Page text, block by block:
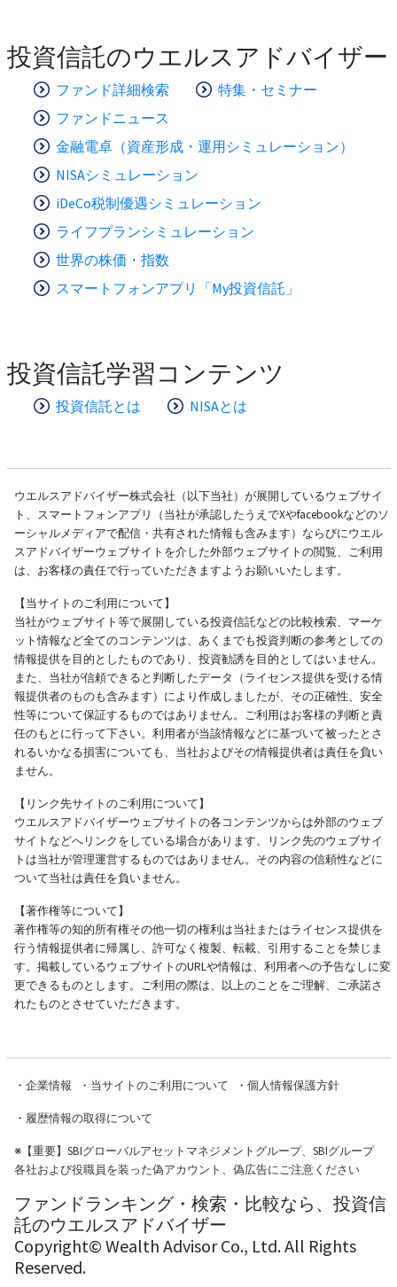
投資信託のウエルスアドバイザー
ファンド詳細検索
特集・セミナー
ファンドニュース
金融電卓（資産形成・運用シミュレーション）
NISAシミュレーション
iDeCo税制優遇シミュレーション
ライフプランシミュレーション
世界の株価・指数
スマートフォンアプリ「My投資信託」
投資信託学習コンテンツ
投資信託とは NISAとは
ウエルスアドバイザー株式会社（以下当社）が展開しているウェブサイ
ト、スマートフォンアプリ（当社が承認したうえでXやfacebookなどのソ
ーシャルメディアで配信・共有された情報も含みます）ならびにウエル
スアドバイザーウェブサイトを介した外部ウェブサイトの閲覧、ご利用
は、お客様の責任で行っていただきますようお願いいたします。
【当サイトのご利用について】
当社がウェブサイト等で展開している投資信託などの比較検索、マーケ
ット情報など全てのコンテンツは、あくまでも投資判断の参考としての
情報提供を目的としたものであり、投資勧誘を目的としてはいません。
また、当社が信頼できると判断したデータ（ライセンス提供を受ける情
報提供者のものも含みます）により作成しましたが、その正確性、安全
性等について保証するものではありません。ご利用はお客様の判断と責
任のもとに行って下さい。利用者が当該情報などに基づいて被ったとさ
れるいかなる損害についても、当社およびその情報提供者は責任を負い
ません。
【リンク先サイトのご利用について】
ウエルスアドバイザーウェブサイトの各コンテンツからは外部のウェブ
サイトなどへリンクをしている場合があります。リンク先のウェブサイ
トは当社が管理運営するものではありません。その内容の信頼性などに
ついて当社は責任を負いません。
【著作権等について】
著作権等の知的所有権その他一切の権利は当社またはライセンス提供を
行う情報提供者に帰属し、許可なく複製、転載、引用することを禁じま
す。掲載しているウェブサイトのURLや情報は、利用者への予告なしに変
更できるものとします。ご利用の際は、以上のことをご理解、ご承諾さ
れたものとさせていただきます。
・ 企業情報 ・ 当サイトのご利用について ・ 個人情報保護方針
・ 履歴情報の取得について
※【重要】SBIグローバルアセットマネジメントグループ、SBIグループ
各社および役職員を装った偽アカウント、偽広告にご注意ください
ファンドランキング・検索・比較なら、投資信
託のウエルスアドバイザー
Copyright© Wealth Advisor Co., Ltd. All Rights
Reserved.